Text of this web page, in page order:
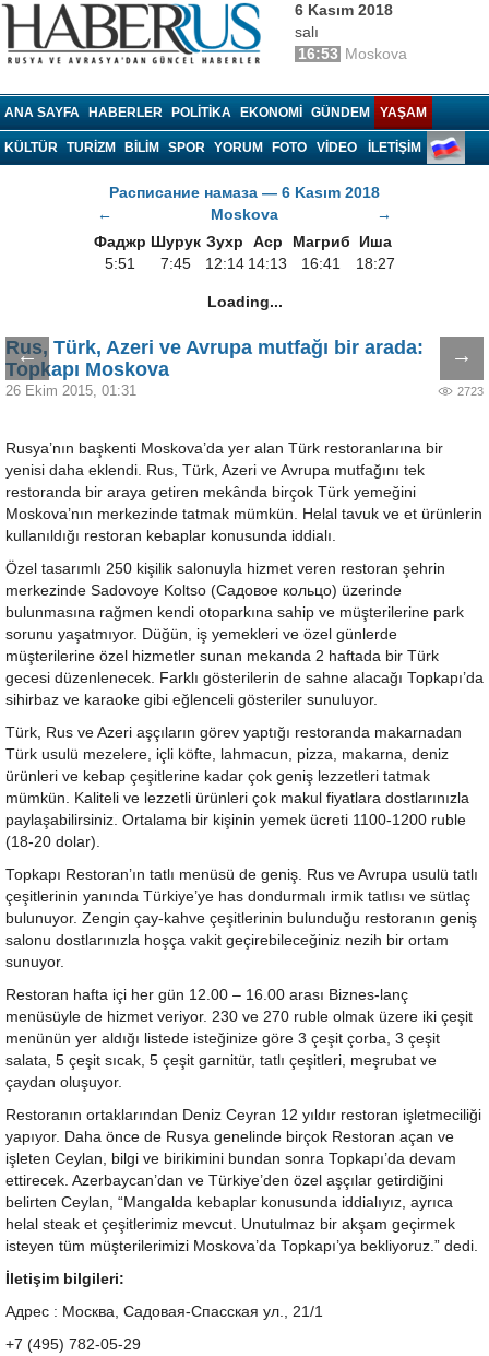
6 Kasım 2018
salı
16:53 Moskova
ANA SAYFA HABERLER POLITIKA EKONOMI GÜNDEM YAŞAM
KÜLTÜR TURIZM BILIM SPOR YORUM FOTO VIDEO İLETİŞİM
Расписание намаза — 6 Kasım 2018
←
Moskova
→
Фаджр Шурук Зухр Аср Магриб
Иша
5:51
7:45 12:14 14:13 16:41 18:27
Loading...
← →
Rus, Türk, Azeri ve Avrupa mutfağı bir arada:
Topkapı Moskova
26 Ekim 2015, 01:31 2723
Rusya’nın başkenti Moskova’da yer alan Türk restoranlarına bir
yenisi daha eklendi. Rus, Türk, Azeri ve Avrupa mutfağını tek
restoranda bir araya getiren mekânda birçok Türk yemeğini
Moskova’nın merkezinde tatmak mümkün. Helal tavuk ve et ürünlerin
kullanıldığı restoran kebaplar konusunda iddialı.
Özel tasarımlı 250 kişilik salonuyla hizmet veren restoran şehrin
merkezinde Sadovoye Koltso (Садовое кольцо) üzerinde
bulunmasına rağmen kendi otoparkına sahip ve müşterilerine park
sorunu yaşatmıyor. Düğün, iş yemekleri ve özel günlerde
müşterilerine özel hizmetler sunan mekanda 2 haftada bir Türk
gecesi düzenlenecek. Farklı gösterilerin de sahne alacağı Topkapı’da
sihirbaz ve karaoke gibi eğlenceli gösteriler sunuluyor.
Türk, Rus ve Azeri aşçıların görev yaptığı restoranda makarnadan
Türk usulü mezelere, içli köfte, lahmacun, pizza, makarna, deniz
ürünleri ve kebap çeşitlerine kadar çok geniş lezzetleri tatmak
mümkün. Kaliteli ve lezzetli ürünleri çok makul fiyatlara dostlarınızla
paylaşabilirsiniz. Ortalama bir kişinin yemek ücreti 1100-1200 ruble
(18-20 dolar).
Topkapı Restoran’ın tatlı menüsü de geniş. Rus ve Avrupa usulü tatlı
çeşitlerinin yanında Türkiye’ye has dondurmalı irmik tatlısı ve sütlaç
bulunuyor. Zengin çay-kahve çeşitlerinin bulunduğu restoranın geniş
salonu dostlarınızla hoşça vakit geçirebileceğiniz nezih bir ortam
sunuyor.
Restoran hafta içi her gün 12.00 – 16.00 arası Biznes-lanç
menüsüyle de hizmet veriyor. 230 ve 270 ruble olmak üzere iki çeşit
menünün yer aldığı listede isteğinize göre 3 çeşit çorba, 3 çeşit
salata, 5 çeşit sıcak, 5 çeşit garnitür, tatlı çeşitleri, meşrubat ve
çaydan oluşuyor.
Restoranın ortaklarından Deniz Ceyran 12 yıldır restoran işletmeciliği
yapıyor. Daha önce de Rusya genelinde birçok Restoran açan ve
işleten Ceylan, bilgi ve birikimini bundan sonra Topkapı’da devam
ettirecek. Azerbaycan’dan ve Türkiye’den özel aşçılar getirdiğini
belirten Ceylan, “Mangalda kebaplar konusunda iddialıyız, ayrıca
helal steak et çeşitlerimiz mevcut. Unutulmaz bir akşam geçirmek
isteyen tüm müşterilerimizi Moskova’da Topkapı’ya bekliyoruz.” dedi.
İletişim bilgileri:
Адрес : Москва, Садовая-Спасская ул., 21/1
+7 (495) 782-05-29